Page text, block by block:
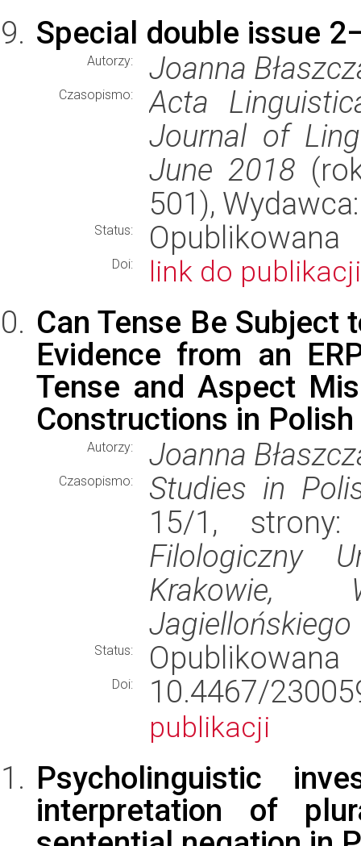
Special double issue
Autorzy: Joanna
Czasopismo:
Acta
Journal of
June 2018
501),
Status: Opublikowana
Doi: link do publikacji
Can Tense Be Subject
Evidence from an
Tense and Aspect
Constructions in Polish
Autorzy: Joanna
Czasopismo:
Studies in
15/1,
Filologiczny
Krakowie,
Jagiellońskiego
Status: Opublikowana
Doi: 10.4467/
publikacji
Psycholinguistic
interpretation of